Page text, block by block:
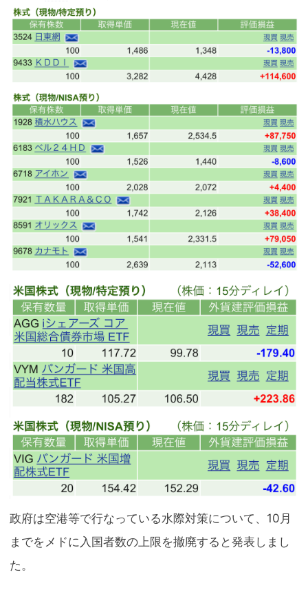
政府は空港等で行なっている水際対策について、10月
までをメドに入国者数の上限を撤廃すると発表しまし
た。